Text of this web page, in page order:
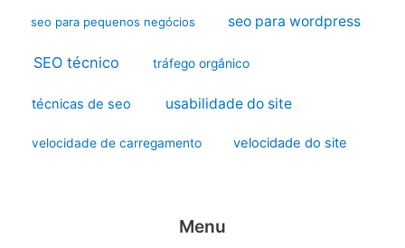
seo para pequenos negócios seo para wordpress
SEO técnico tráfego orgânico
técnicas de seo usabilidade do site
velocidade de carregamento velocidade do site
Menu